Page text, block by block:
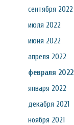
сентября 2022
июля 2022
июня 2022
апреля 2022
февраля 2022
января 2022
декабря 2021
ноября 2021